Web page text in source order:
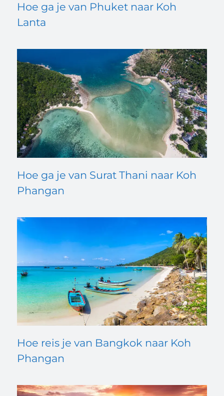
Hoe ga je van Phuket naar Koh
Lanta
Hoe ga je van Surat Thani naar Koh
Phangan
Hoe reis je van Bangkok naar Koh
Phangan